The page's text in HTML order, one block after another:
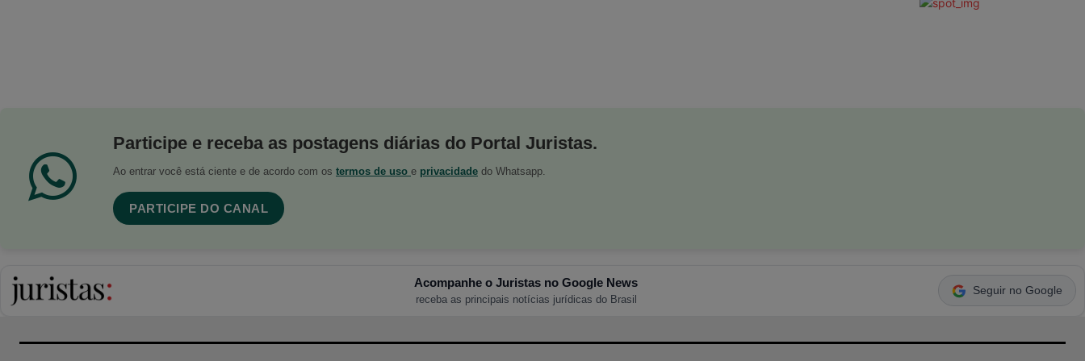
Participe e receba as postagens diárias do Portal Juristas.
Ao entrar você está ciente e de acordo com os termos de uso e privacidade do Whatsapp.
PARTICIPE DO CANAL
Acompanhe o Juristas no Google News
receba as principais notícias jurídicas do Brasil
Seguir no Google